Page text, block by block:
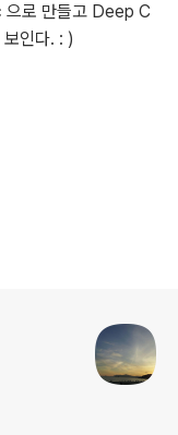
으로 만들고 Deep C
인다. : )